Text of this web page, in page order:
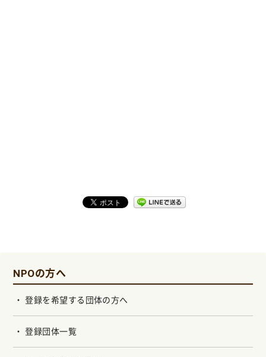
NPOの方へ
登録を希望する団体の方へ
登録団体一覧